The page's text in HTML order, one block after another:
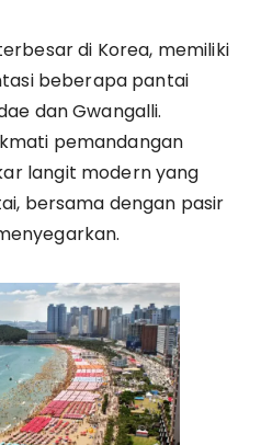
di Korea, memiliki
beberapa pantai
dan Gwangalli.
pemandangan
langit modern yang
bersama dengan pasir